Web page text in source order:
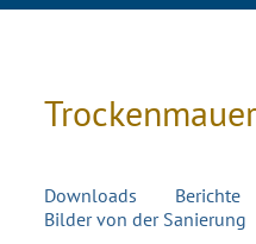
Downloads
Berichte
Bilder von der Sanierung